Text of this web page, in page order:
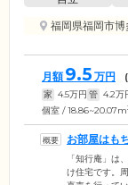
福岡県福岡市
月額 9.5 万円
家 4.5万円 管 4.2万
個室 / 18.86~20.07m
お部屋はも
しいただけ
「知行庵」は
け住宅です。